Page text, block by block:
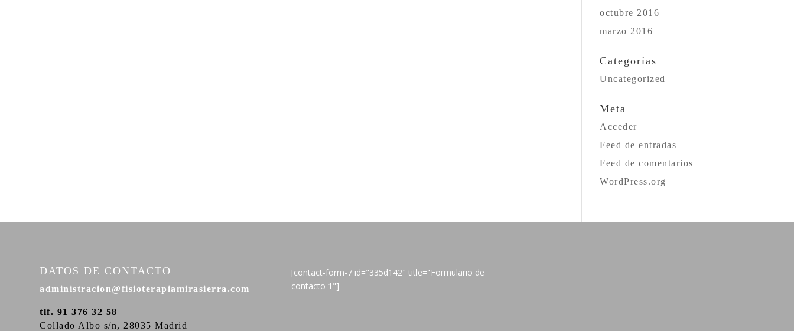
octubre 2016
marzo 2016
Categorías
Uncategorized
Meta
Acceder
Feed de entradas
Feed de comentarios
WordPress.org
DATOS DE CONTACTO
administracion@fisioterapiamirasierra.com
tlf. 91 376 32 58
Collado Albo s/n, 28035 Madrid
[contact-form-7 id="335d142" title="Formulario de
contacto 1"]